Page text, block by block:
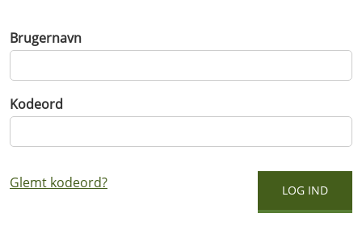
Brugernavn
Kodeord
Glemt kodeord?